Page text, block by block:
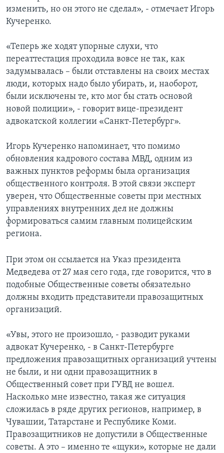
изменить, но он этого не сделал», - отмечает Игорь
Кучеренко.
«Теперь же ходят упорные слухи, что
переаттестация проходила вовсе не так, как
задумывалась – были отставлены на своих местах
люди, которых надо было убирать, и, наоборот,
были исключены те, кто мог бы стать основой
новой полиции», - говорит вице-президент
адвокатской коллегии «Санкт-Петербург».
Игорь Кучеренко напоминает, что помимо
обновления кадрового состава МВД, одним из
важных пунктов реформы была организация
общественного контроля. В этой связи эксперт
уверен, что Общественные советы при местных
управлениях внутренних дел не должны
формироваться самим главным полицейским
региона.
При этом он ссылается на Указ президента
Медведева от 27 мая сего года, где говорится, что в
подобные Общественные советы обязательно
должны входить представители правозащитных
организаций.
«Увы, этого не произошло, - разводит руками
адвокат Кучеренко, - в Санкт-Петербурге
предложения правозащитных организаций учтены
не были, и ни одни правозащитник в
Общественный совет при ГУВД не вошел.
Насколько мне известно, такая же ситуация
сложилась в ряде других регионов, например, в
Чувашии, Татарстане и Республике Коми.
Правозащитников не допустили в Общественные
советы. А это – именно те «щуки», которые не дали